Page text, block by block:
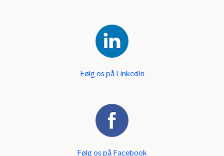
Følg os på LinkedIn
Følg os på Facebook